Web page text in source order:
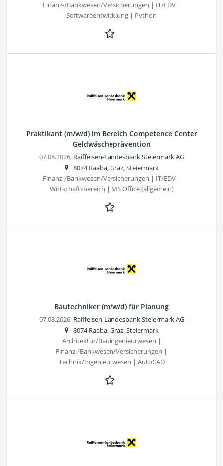
Finanz-/Bankwesen/Versicherungen | IT/EDV |
Softwareentwicklung | Python
Praktikant (m/w/d) im Bereich Competence Center
Geldwäscheprävention
07.08.2026, Raiffeisen-Landesbank Steiermark AG
8074 Raaba, Graz, Steiermark
Finanz-/Bankwesen/Versicherungen | IT/EDV |
Wirtschaftsbereich | MS Office (allgemein)
Bautechniker (m/w/d) für Planung
07.08.2026, Raiffeisen-Landesbank Steiermark AG
8074 Raaba, Graz, Steiermark
Architektur/Bauingenieurwesen |
Finanz-/Bankwesen/Versicherungen |
Technik/Ingenieurwesen | AutoCAD